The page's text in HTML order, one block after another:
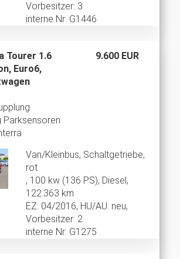
Vorbesitzer: 3
interne Nr: G1446
Tourer 1.6
Euro6,
9.600 EUR
Parksensoren
Van/Kleinbus, Schaltgetriebe,
rot
, 100 kw (136 PS), Diesel,
122.363 km
EZ: 04/2016, HU/AU: neu,
Vorbesitzer: 2
interne Nr: G1275